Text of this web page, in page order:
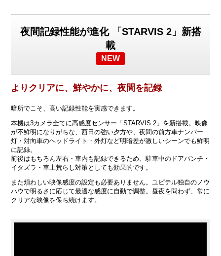
夜間記録性能が進化 「STARVIS 2」新搭
載
NEW
よりクリアに、鮮やかに、夜間を記録
暗所でこそ、高い記録性能を実感できます。
本機は3カメラ全てに高感度センサー「STARVIS 2」を新搭載。映像
が不鮮明になりがちな、西日の強い夕方や、夜間の前方車ナンバー
灯・対向車のヘッドライト・外灯など明暗差が激しいシーンでも鮮明
に記録。
前後はもちろん左右・車内も記録できるため、駐車中のドアパンチ・
イタズラ・車上荒らし対策としても効果的です。
また煩わしい映像感度の設定も必要ありません。ユピテル独自のノウ
ハウで明るさに応じて最適な感度に自動で調整。昼夜を問わず、常に
クリアな映像を保ち続けます。